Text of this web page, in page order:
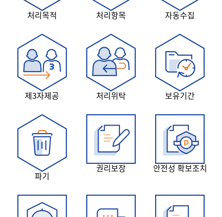
처리목적 처리항목 자동수집
제3자제공 처리위탁 보유기간
파기
권리보장 안전성 확보조치